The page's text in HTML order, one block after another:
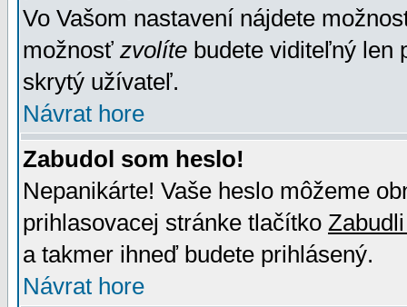
Vo Vašom nastavení nájdete
možnosť zvolíte budete viditeľný len
skrytý užívateľ.
Návrat hore
Zabudol som heslo!
Nepanikárte! Vaše heslo môžeme
prihlasovacej stránke tlačítko
a takmer ihneď budete prihlásený.
Návrat hore